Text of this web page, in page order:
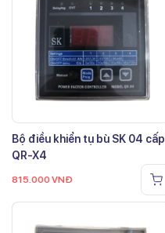
Bộ điều khiển tụ bù SK 04 cấp
QR-X4
815.000 VNĐ